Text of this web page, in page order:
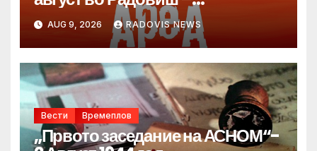
продолжува традицијата за
Денот на македонските рудари
AUG 9, 2026 RADOVIS NEWS
Вести Времеплов
„Првото заседание на АСНОМ“-